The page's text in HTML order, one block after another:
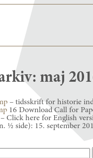
maj
– tidsskrift for historie
16 Download Call for
Click here for English
½ side): 15. september